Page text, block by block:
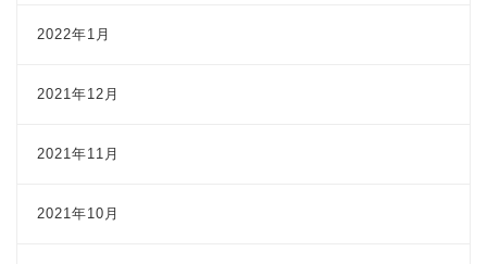
2022年1月
2021年12月
2021年11月
2021年10月